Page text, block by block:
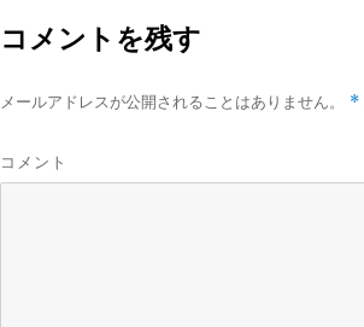
コメントを残す
メールアドレスが公開されることはありません。 *
コメント